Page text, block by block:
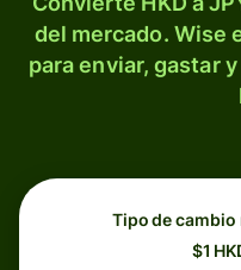
del mercado. Wise
para enviar, gastar
Tipo de cambio
$1